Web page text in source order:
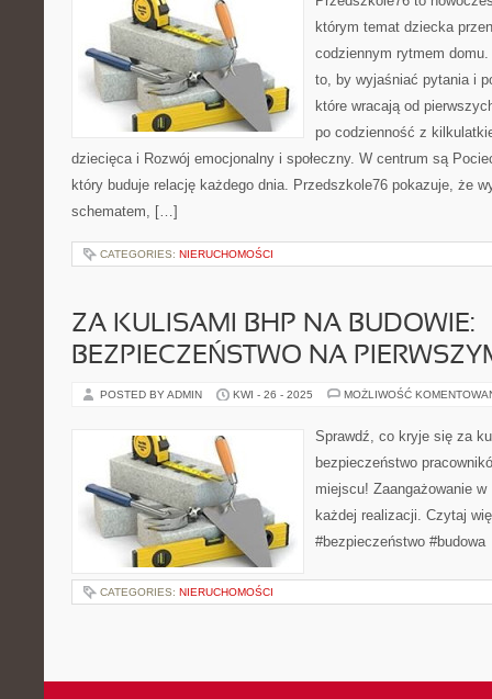
którym temat dziecka
codziennym rytmem
to, by wyjaśniać pytania i
które wracają od
po codzienność z
dziecięca i Rozwój emocjonalny i społeczny. W centrum są
który buduje relację każdego dnia. Przedszkole76 pokazuje, że
schematem, […]
CATEGORIES: NIERUCHOMOŚCI
ZA KULISAMI BHP NA BUDOWIE:
BEZPIECZEŃSTWO NA
POSTED BY ADMIN KWI - 26 - 2025 MOŻLIWOŚĆ
Sprawdź, co kryje się za
bezpieczeństwo
miejscu! Zaangażowanie
każdej realizacji. Czytaj
#bezpieczeństwo #budowa
CATEGORIES: NIERUCHOMOŚCI